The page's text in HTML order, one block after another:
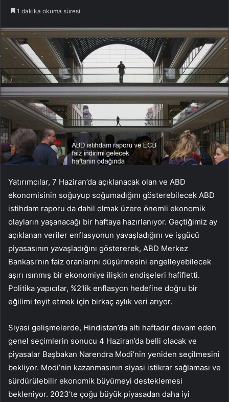
1 dakika okuma süresi
Yatırımcılar, 7 Haziran’da açıklanacak olan ve ABD
ekonomisinin soğuyup soğumadığını gösterebilecek ABD
istihdam raporu da dahil olmak üzere önemli ekonomik
olayların yaşanacağı bir haftaya hazırlanıyor. Geçtiğimiz ay
açıklanan veriler enflasyonun yavaşladığını ve işgücü
piyasasının yavaşladığını göstererek, ABD Merkez
Bankası’nın faiz oranlarını düşürmesini engelleyebilecek
aşırı ısınmış bir ekonomiye ilişkin endişeleri hafifletti.
Politika yapıcılar, %2’lik enflasyon hedefine doğru bir
eğilimi teyit etmek için birkaç aylık veri arıyor.
Siyasi gelişmelerde, Hindistan’da altı haftadır devam eden
genel seçimlerin sonucu 4 Haziran’da belli olacak ve
piyasalar Başbakan Narendra Modi’nin yeniden seçilmesini
bekliyor. Modi’nin kazanmasının siyasi istikrar sağlaması ve
sürdürülebilir ekonomik büyümeyi desteklemesi
bekleniyor. 2023’te çoğu büyük piyasadan daha iyi